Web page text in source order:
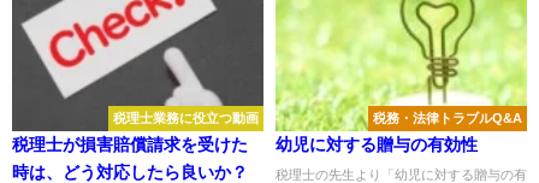
税理士業務に役立つ動画
税理士が損害賠償請求を受けた
時は、どう対応したら良いか？
税務・法律トラブルQ&A
幼児に対する贈与の有効性
税理士の先生より「幼児に対する贈与の有